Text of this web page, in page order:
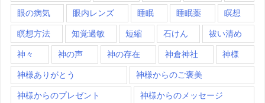
眼の病気 眼内レンズ 睡眠 睡眠薬 瞑想
瞑想方法 知覚過敏 短縮 石けん 祓い清め
神々 神の声 神の存在 神倉神社 神様
神様ありがとう 神様からのご褒美
神様からのプレゼント 神様からのメッセージ